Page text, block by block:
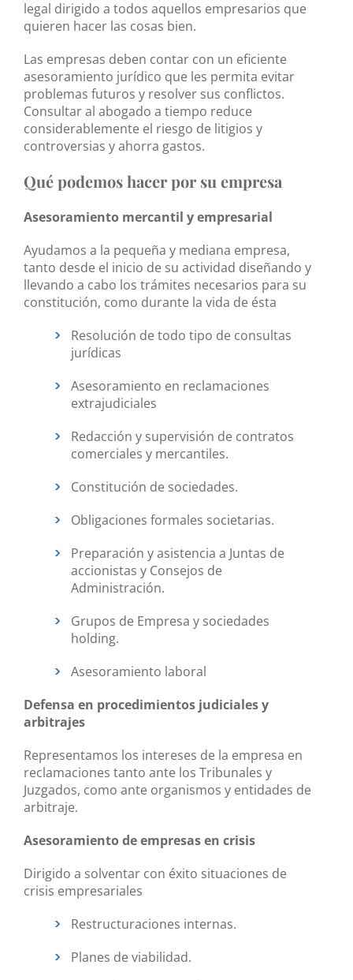
legal dirigido a todos aquellos empresarios que
quieren hacer las cosas bien.
Las empresas deben contar con un eficiente
asesoramiento jurídico que les permita evitar
problemas futuros y resolver sus conflictos.
Consultar al abogado a tiempo reduce
considerablemente el riesgo de litigios y
controversias y ahorra gastos.
Qué podemos hacer por su empresa
Asesoramiento mercantil y empresarial
Ayudamos a la pequeña y mediana empresa,
tanto desde el inicio de su actividad diseñando y
llevando a cabo los trámites necesarios para su
constitución, como durante la vida de ésta
Resolución de todo tipo de consultas
jurídicas
Asesoramiento en reclamaciones
extrajudiciales
Redacción y supervisión de contratos
comerciales y mercantiles.
Constitución de sociedades.
Obligaciones formales societarias.
Preparación y asistencia a Juntas de
accionistas y Consejos de
Administración.
Grupos de Empresa y sociedades
holding.
Asesoramiento laboral
Defensa en procedimientos judiciales y
arbitrajes
Representamos los intereses de la empresa en
reclamaciones tanto ante los Tribunales y
Juzgados, como ante organismos y entidades de
arbitraje.
Asesoramiento de empresas en crisis
Dirigido a solventar con éxito situaciones de
crisis empresariales
Restructuraciones internas.
Planes de viabilidad.